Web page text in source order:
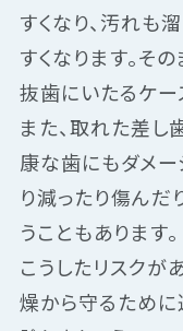
すくなり、汚れも
すくなります。そ
抜歯にいたるケー
また、取れた差し
康な歯にもダメ
り減ったり傷んだ
うこともあります。
こうしたリスクが
燥から守るため